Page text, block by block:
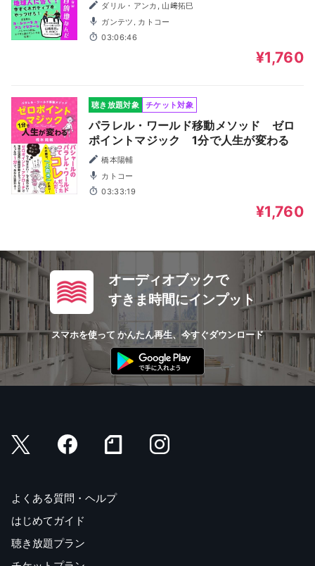
ダリル・アンカ, 山﨑拓巳
ガンテツ, カトコー
03:06:46
¥1,760
聴き放題対象 チケット対象
パラレル・ワールド移動メソッド ゼロ
ポイントマジック 1分で人生が変わる
橋本陽輔
カトコー
03:33:19
¥1,760
オーディオブックで
すきま時間にインプット
スマホを使って かんたん再生、今すぐダウンロード
よくある質問・ヘルプ
はじめてガイド
聴き放題プラン